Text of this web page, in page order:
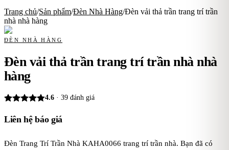
Trang chủ/Sản phẩm/Đèn Nhà Hàng/Đèn vải thả trần trang trí trần
nhà nhà hàng
ĐÈN NHÀ HÀNG
Đèn vải thả trần trang trí trần nhà nhà
hàng
4.6 · 39 đánh giá
Liên hệ báo giá
Đèn Trang Trí Trần Nhà KAHA0066 trang trí trần nhà. Bạn đã có